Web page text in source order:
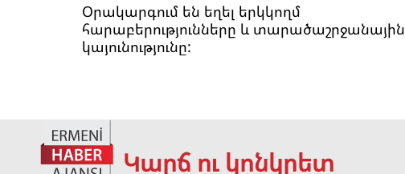
Օրակարգում են եղել երկկողմ
հարաբերությունները և տարածաշրջանային
կայունությունը:
Կարճ ու կոնկրետ